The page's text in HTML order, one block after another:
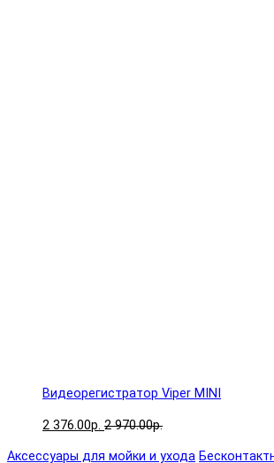
Видеорегистратор Viper MINI
2 376.00р. 2 970.00р.
Аксессуары для мойки и ухода